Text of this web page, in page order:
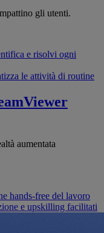
gli utenti.
e risolvi ogni
le attività di routine
aumentata
hands-free del lavoro
e upskilling facilitati